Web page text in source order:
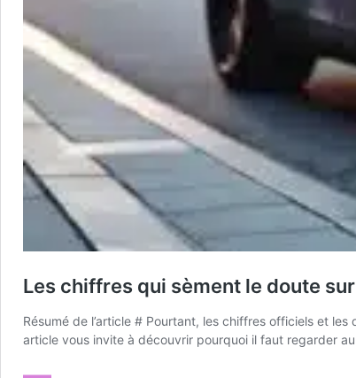
Les chiffres qui sèment le doute
Résumé de l’article # Pourtant, les chiffres officiels et
article vous invite à découvrir pourquoi il faut regarder